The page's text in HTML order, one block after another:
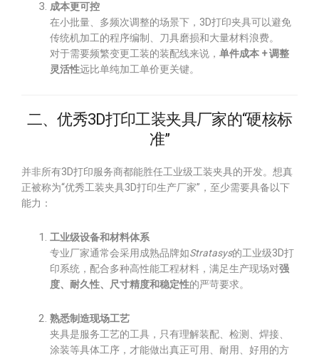
成本更可控
在小批量、多频次调整的场景下，3D打印夹具可以避免
传统机加工的程序编制、刀具磨损和大量材料浪费。
对于需要频繁变更工装的装配线来说， 单件成本 + 调整
灵活性远比单纯加工单价更关键。
二、优秀3D打印工装夹具厂家的“硬核标
准”
并非所有3D打印服务商都能胜任工业级工装夹具的开发。想真
正被称为“优秀工装夹具3D打印生产厂家”，至少需要具备以下
能力：
工业级设备和材料体系
专业厂家通常会采用成熟品牌如Stratasys的工业级3D打
印系统，配合多种高性能工程材料，满足生产现场对强
度、耐久性、尺寸精度和稳定性的严苛要求。
熟悉制造现场工艺
夹具是服务工艺的工具，只有理解装配、检测、焊接、
涂装等具体工序，才能做出真正可用、耐用、好用的方